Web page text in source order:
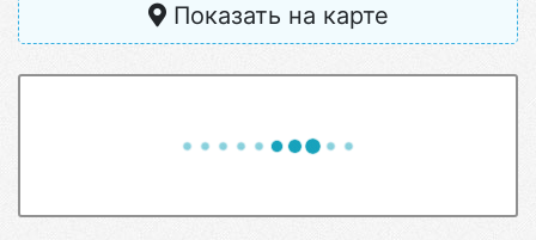
Показать на карте